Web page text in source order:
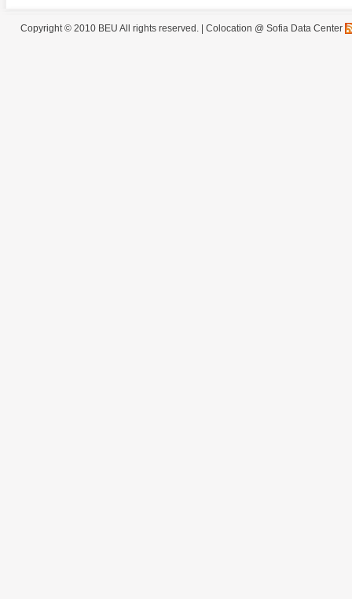
Copyright © 2010 BEU All rights reserved. | Colocation @ Sofia Data Center